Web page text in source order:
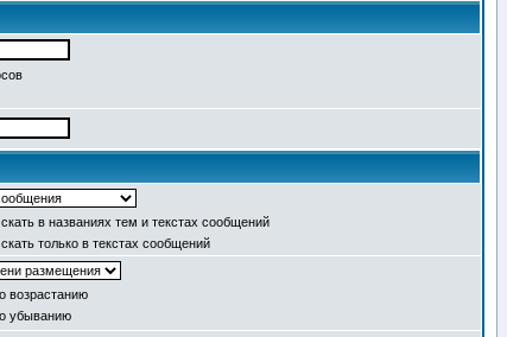
в названиях тем и текстах сообщений
только в текстах сообщений
возрастанию
убыванию